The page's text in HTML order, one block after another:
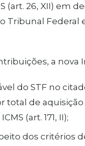
(art. 26, XII) em
Federal
a nova
do STF no
total de
(art. 171, II);
dos critérios